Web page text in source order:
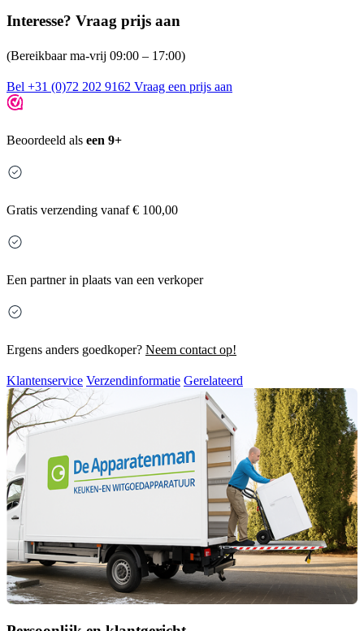
Interesse? Vraag prijs aan
(Bereikbaar ma-vrij 09:00 – 17:00)
Bel +31 (0)72 202 9162 Vraag een prijs aan
Beoordeeld als een 9+
Gratis verzending vanaf € 100,00
Een partner in plaats van een verkoper
Ergens anders goedkoper? Neem contact op!
Klantenservice Verzendinformatie Gerelateerd